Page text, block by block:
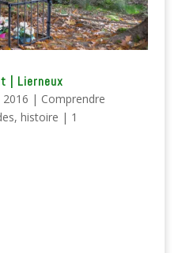
| Lierneux
2016 | Comprendre
, histoire | 1